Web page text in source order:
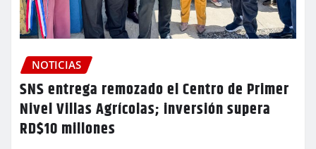
NOTICIAS
SNS entrega remozado el Centro de Primer
Nivel Villas Agrícolas; inversión supera
RD$10 millones